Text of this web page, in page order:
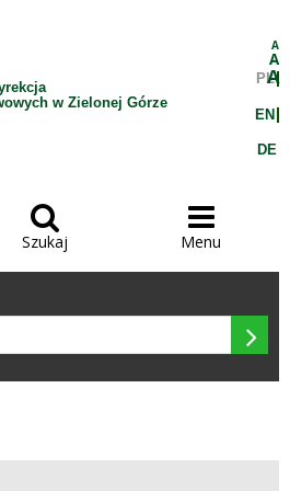
w Zielonej Górze
A
A
A
PL
EN
DE

Szukaj

Menu
